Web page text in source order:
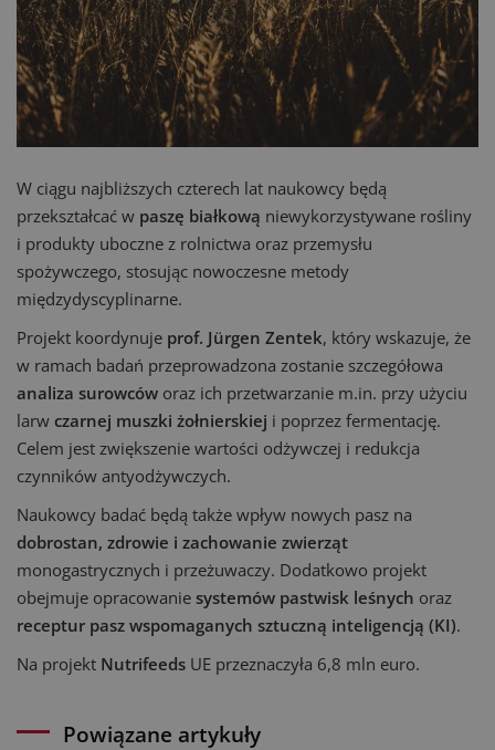
W ciągu najbliższych czterech lat naukowcy będą
przekształcać w paszę białkową niewykorzystywane rośliny
i produkty uboczne z rolnictwa oraz przemysłu
spożywczego, stosując nowoczesne metody
międzydyscyplinarne.
Projekt koordynuje prof. Jürgen Zentek, który wskazuje, że
w ramach badań przeprowadzona zostanie szczegółowa
analiza surowców oraz ich przetwarzanie m.in. przy użyciu
larw czarnej muszki żołnierskiej i poprzez fermentację.
Celem jest zwiększenie wartości odżywczej i redukcja
czynników antyodżywczych.
Naukowcy badać będą także wpływ nowych pasz na
dobrostan, zdrowie i zachowanie zwierząt
monogastrycznych i przeżuwaczy. Dodatkowo projekt
obejmuje opracowanie systemów pastwisk leśnych oraz
receptur pasz wspomaganych sztuczną inteligencją (KI).
Na projekt Nutrifeeds UE przeznaczyła 6,8 mln euro.
Powiązane artykuły